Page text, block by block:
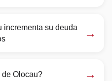
incrementa su deuda
→
de Olocau? →